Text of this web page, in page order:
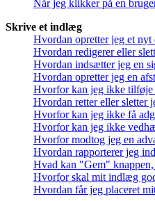
Når jeg klikker på en
Skrive et indlæg
Hvordan opretter jeg et
Hvordan redigerer eller
Hvordan indsætter jeg en
Hvordan opretter jeg en
Hvorfor kan jeg ikke tilføje
Hvordan retter eller sletter
Hvorfor kan jeg ikke få
Hvorfor kan jeg ikke
Hvorfor modtog jeg en
Hvordan rapporterer jeg
Hvad kan "Gem"
Hvorfor skal mit indlæg
Hvordan får jeg placeret